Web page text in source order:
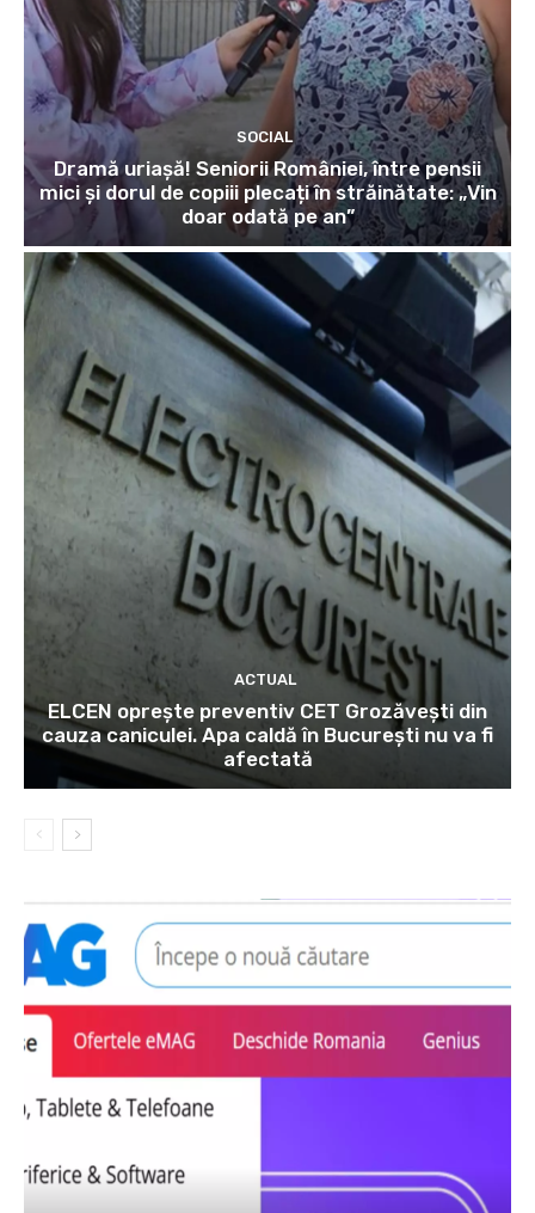
SOCIAL
Dramă uriașă! Seniorii României, între pensii
mici și dorul de copiii plecați în străinătate: „Vin
doar odată pe an”
ACTUAL
ELCEN oprește preventiv CET Grozăvești din
cauza caniculei. Apa caldă în București nu va fi
afectată